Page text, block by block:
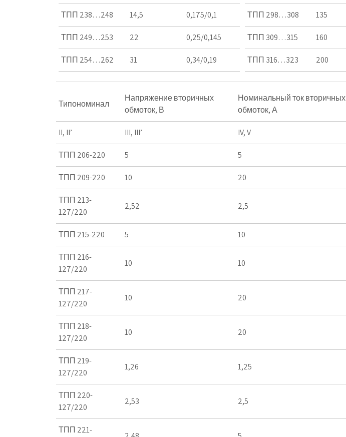
ТПП 238…248 14,5 0,175/0,1
ТПП 249…253 22 0,25/0,145
ТПП 254…262 31 0,34/0,19
ТПП 298…308 135
ТПП 309…315 160
ТПП 316…323 200
Типономинал
Напряжение вторичных
обмоток, В
Номинальный ток вторичных
обмоток, А
II, II’ III, III’ IV, V
ТПП 206-220 5 5
ТПП 209-220 10 20
ТПП 213-
127/220
2,52 2,5
ТПП 215-220 5 10
ТПП 216-
127/220
10 10
ТПП 217-
127/220
10 20
ТПП 218-
127/220
10 20
ТПП 219-
127/220
1,26 1,25
ТПП 220-
127/220
2,53 2,5
ТПП 221-